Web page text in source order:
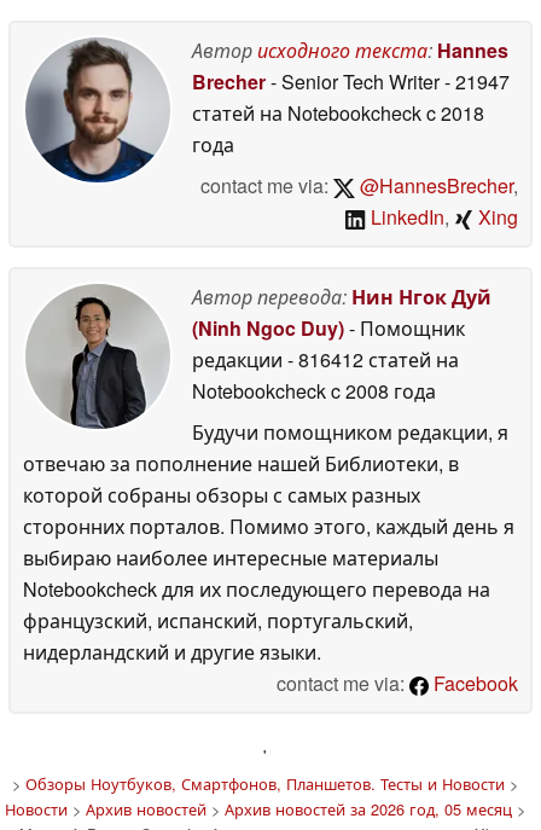
May 2026
Авторисходного текста: Hannes
Brecher- Senior Tech Writer- 21947
статей на Notebookcheckc 2018
года
contact me via:
@HannesBrecher,
LinkedIn, Xing
Автор перевода: Нин Нгок Дуй
(Ninh Ngoc Duy)- Помощник
редакции - 816412 статей на
Notebookcheckc 2008 года
Будучи помощником редакции, я
отвечаю за пополнение нашей Библиотеки, в
которой собраны обзоры с самых разных
сторонних порталов. Помимо этого, каждый день я
выбираю наиболее интересные материалы
Notebookcheck для их последующего перевода на
французский, испанский, португальский,
нидерландский и другие языки.
contact me via:
Facebook
'
> Обзоры Ноутбуков, Смартфонов, Планшетов. Тесты и Новости>
Новости> Архив новостей> Архив новостей за 2026 год, 05 месяц>